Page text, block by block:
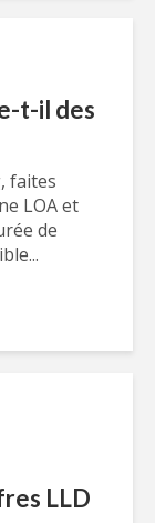
t-il des
faites
LOA et
de
LLD